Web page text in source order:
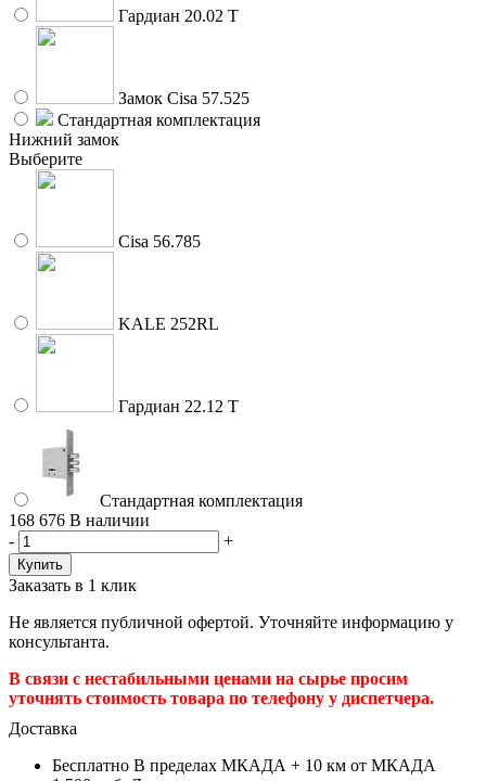
Гардиан 20.02 Т
Замок Cisa 57.525
Стандартная комплектация
Нижний замок
Выберите
Cisa 56.785
KALE 252RL
Гардиан 22.12 Т
Стандартная комплектация
168 676 В наличии
-
+
Заказать в 1 клик
Не является публичной офертой. Уточняйте информацию у
консультанта.
В связи с нестабильными ценами на сырье просим
уточнять стоимость товара по телефону у диспетчера.
Доставка
Бесплатно В пределах МКАДА + 10 км от МКАДА